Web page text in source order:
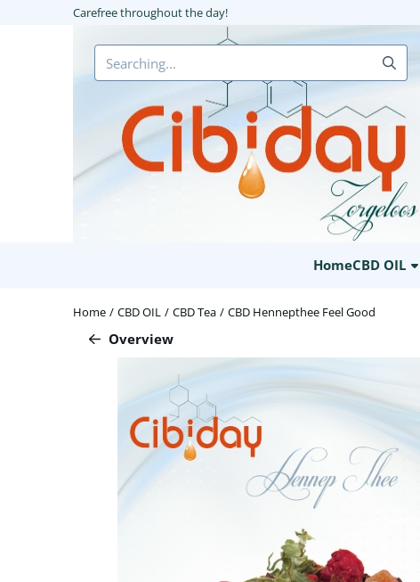
Cookie preferences are available. Choose settings or allow all cookies.
Carefree throughout the day!
Search
HomeCBD OIL
Home / CBD OIL / CBD Tea / CBD Hennepthee Feel Good
Overview